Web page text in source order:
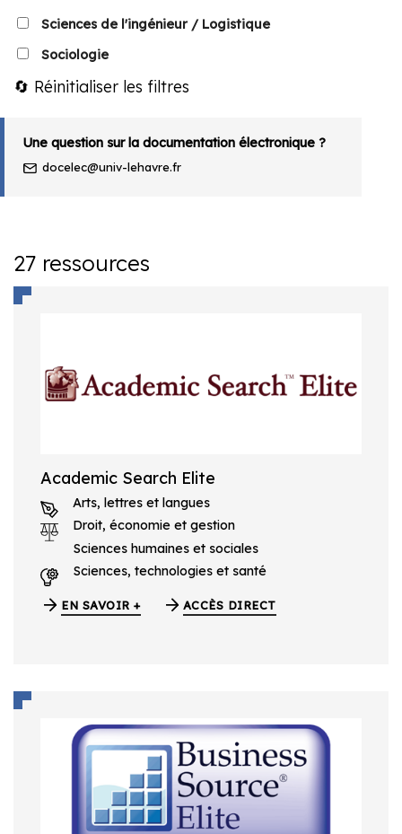
Sciences de l'ingénieur / Logistique
Sociologie
🔄 Réinitialiser les filtres
Une question sur la documentation électronique ?
docelec@univ-lehavre.fr
27 ressources
Academic Search Elite
Arts, lettres et langues
Droit, économie et gestion
Sciences humaines et sociales
Sciences, technologies et santé
EN SAVOIR + ACCÈS DIRECT